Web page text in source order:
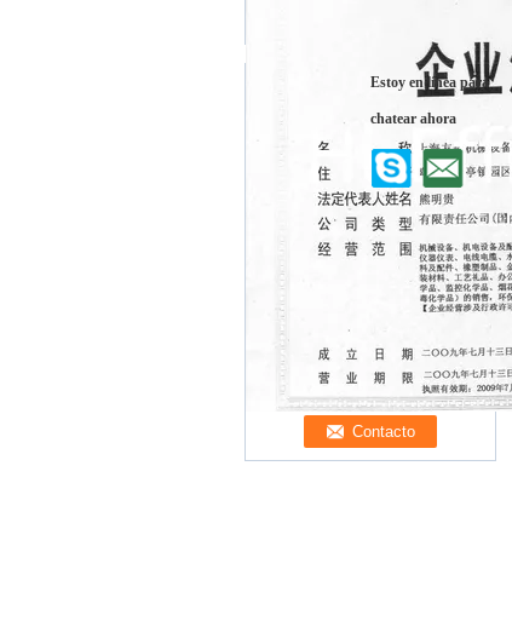
Estoy en línea para
chatear ahora